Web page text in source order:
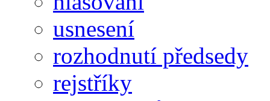
usnesení
rozhodnutí předsedy
rejstříky